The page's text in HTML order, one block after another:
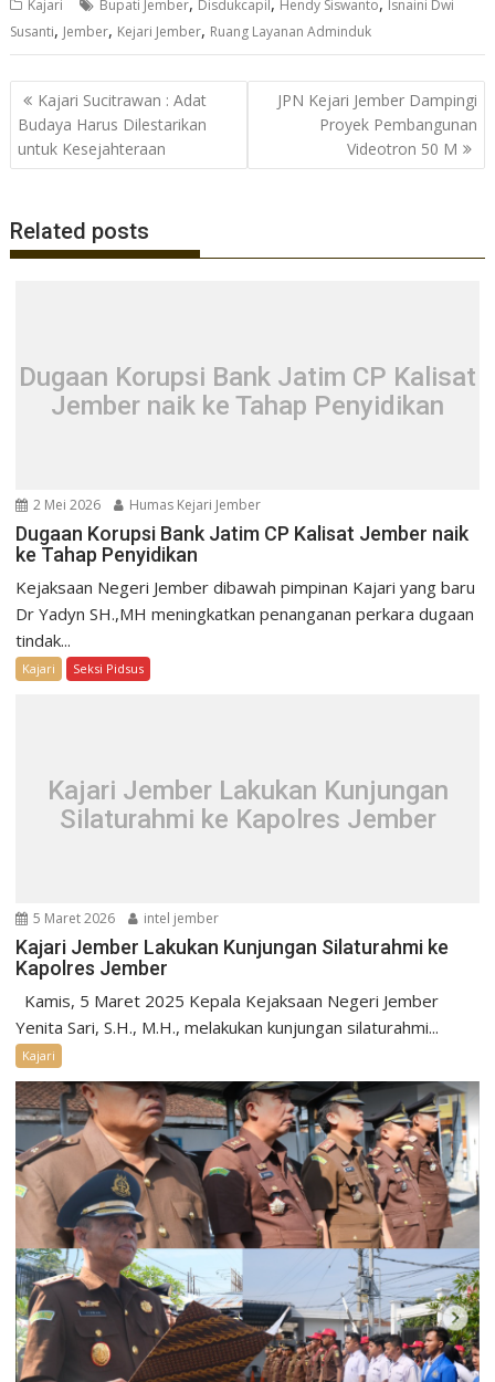
e
b
o
o
k
itt
er
at
s
A
p
p
e
gr
a
m
Kajari Bupati Jember Disdukcapil Hendy Siswanto Isnaini Dwi
Susanti, Jember, Kejari Jember, Ruang Layanan Adminduk
Navigasi
pos
Kajari Sucitrawan : Adat
Budaya Harus Dilestarikan
untuk Kesejahteraan
JPN Kejari Jember Dampingi
Proyek Pembangunan
Videotron 50 M
Related posts
Dugaan Korupsi Bank Jatim CP Kalisat
Jember naik ke Tahap Penyidikan
2 Mei 2026 Humas Kejari Jember
Dugaan Korupsi Bank Jatim CP Kalisat Jember naik
ke Tahap Penyidikan
Kejaksaan Negeri Jember dibawah pimpinan Kajari yang baru
Dr Yadyn SH.,MH meningkatkan penanganan perkara dugaan
tindak...
Kajari Seksi Pidsus
Kajari Jember Lakukan Kunjungan
Silaturahmi ke Kapolres Jember
5 Maret 2026 intel jember
Kajari Jember Lakukan Kunjungan Silaturahmi ke
Kapolres Jember
Kamis, 5 Maret 2025 Kepala Kejaksaan Negeri Jember
Yenita Sari, S.H., M.H., melakukan kunjungan silaturahmi...
Kajari